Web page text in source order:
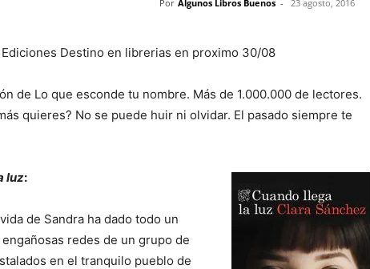
Por Algunos Libros Buenos - 23 agosto, 2016
Destino en librerias en proximo 30/08
de Lo que esconde tu nombre. Más de 1.000.000 de lectores.
quieres? No se puede huir ni olvidar. El pasado siempre te
luz:
de Sandra ha dado todo un
redes de un grupo de
en el tranquilo pueblo de